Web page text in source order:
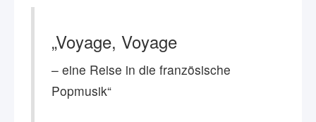
„Voyage, Voyage
– eine Reise in die französische
Popmusik“